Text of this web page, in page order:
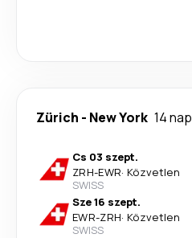
Zürich - New York 14 nap
Cs 03 szept.
ZRH-EWR· Közvetlen
SWISS
Sze 16 szept.
EWR-ZRH· Közvetlen
SWISS